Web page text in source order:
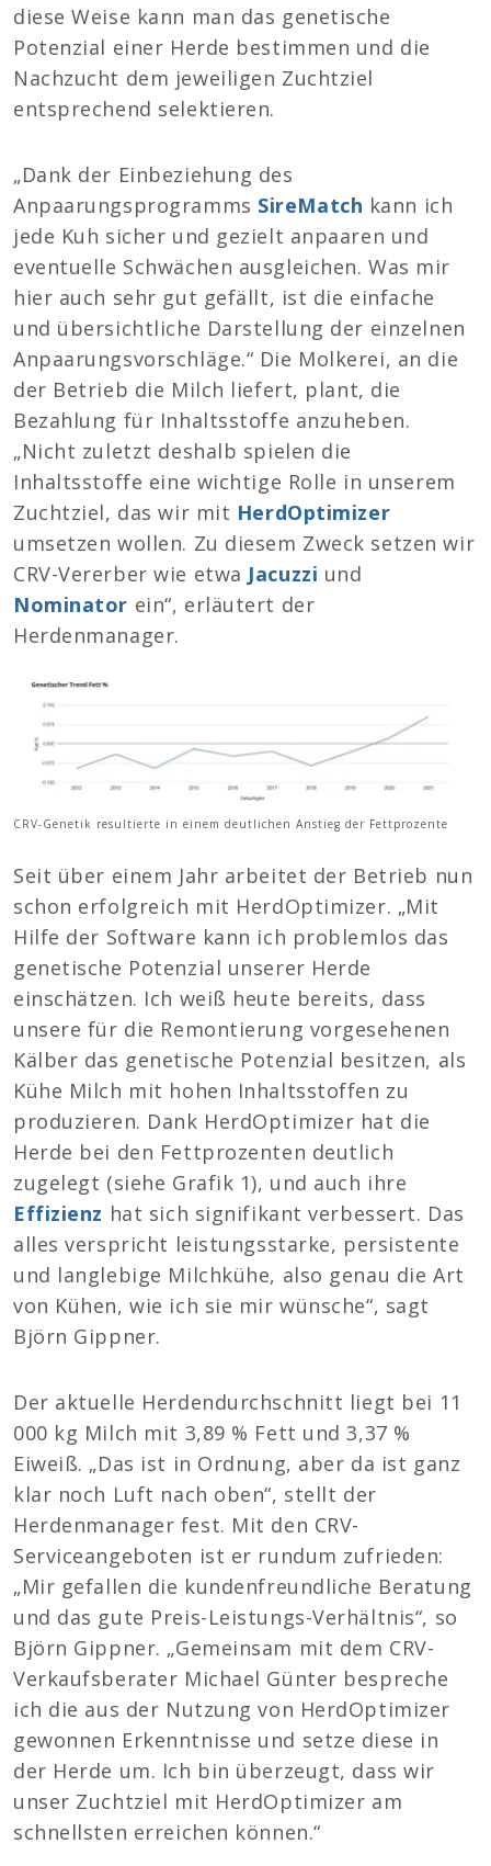
diese Weise kann man das genetische
Potenzial einer Herde bestimmen und die
Nachzucht dem jeweiligen Zuchtziel
entsprechend selektieren.
„Dank der Einbeziehung des
Anpaarungsprogramms SireMatch kann ich
jede Kuh sicher und gezielt anpaaren und
eventuelle Schwächen ausgleichen. Was mir
hier auch sehr gut gefällt, ist die einfache
und übersichtliche Darstellung der einzelnen
Anpaarungsvorschläge.“ Die Molkerei, an die
der Betrieb die Milch liefert, plant, die
Bezahlung für Inhaltsstoffe anzuheben.
„Nicht zuletzt deshalb spielen die
Inhaltsstoffe eine wichtige Rolle in unserem
Zuchtziel, das wir mit HerdOptimizer
umsetzen wollen. Zu diesem Zweck setzen wir
CRV-Vererber wie etwa Jacuzzi und
Nominator ein“, erläutert der
Herdenmanager.
CRV-Genetik resultierte in einem deutlichen Anstieg der Fettprozente
Seit über einem Jahr arbeitet der Betrieb nun
schon erfolgreich mit HerdOptimizer. „Mit
Hilfe der Software kann ich problemlos das
genetische Potenzial unserer Herde
einschätzen. Ich weiß heute bereits, dass
unsere für die Remontierung vorgesehenen
Kälber das genetische Potenzial besitzen, als
Kühe Milch mit hohen Inhaltsstoffen zu
produzieren. Dank HerdOptimizer hat die
Herde bei den Fettprozenten deutlich
zugelegt (siehe Grafik 1), und auch ihre
Effizienz hat sich signifikant verbessert. Das
alles verspricht leistungsstarke, persistente
und langlebige Milchkühe, also genau die Art
von Kühen, wie ich sie mir wünsche“, sagt
Björn Gippner.
Der aktuelle Herdendurchschnitt liegt bei 11
000 kg Milch mit 3,89 % Fett und 3,37 %
Eiweiß. „Das ist in Ordnung, aber da ist ganz
klar noch Luft nach oben“, stellt der
Herdenmanager fest. Mit den CRV-
Serviceangeboten ist er rundum zufrieden:
„Mir gefallen die kundenfreundliche Beratung
und das gute Preis-Leistungs-Verhältnis“, so
Björn Gippner. „Gemeinsam mit dem CRV-
Verkaufsberater Michael Günter bespreche
ich die aus der Nutzung von HerdOptimizer
gewonnen Erkenntnisse und setze diese in
der Herde um. Ich bin überzeugt, dass wir
unser Zuchtziel mit HerdOptimizer am
schnellsten erreichen können.“